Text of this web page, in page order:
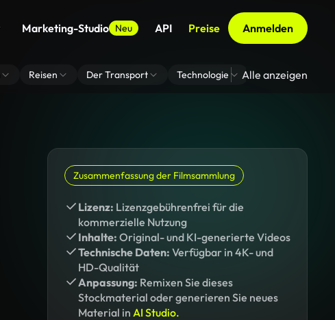
Marketing-Studio Neu API Preise Anmelden
Reisen Der Transport Technologie Zoom Virtuelle
Alle anzeigen
Zusammenfassung der Filmsammlung
Lizenz: Lizenzgebührenfrei für die
kommerzielle Nutzung
Inhalte: Original- und KI-generierte Videos
Technische Daten: Verfügbar in 4K- und
HD-Qualität
Anpassung: Remixen Sie dieses
Stockmaterial oder generieren Sie neues
Material in AI Studio.